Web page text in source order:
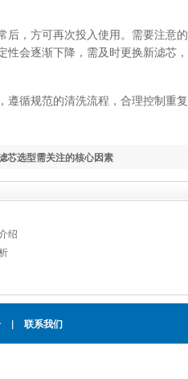
，方可再次投入使用。需要注意的
会逐渐下降，需及时更换新滤芯，
循规范的清洗流程，合理控制重复
芯选型需关注的核心因素
绍
| 联系我们